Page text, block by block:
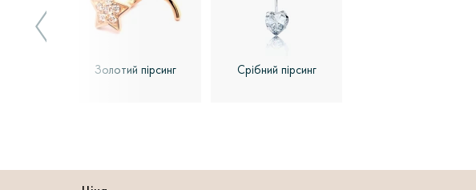
Золотий пірсинг Срібний пірсинг